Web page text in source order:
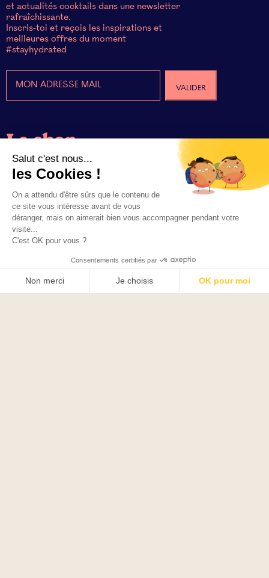
et actualités cocktails dans une newsletter
rafraîchissante.
Inscris-toi et reçois les inspirations et
meilleures offres du moment
#stayhydrated
Le shop
Le concept
Abonnement
Blog
CGV
Salut c'est nous...
les Cookies !
On a attendu d'être sûrs que le contenu de
ce site vous intéresse avant de vous
déranger, mais on aimerait bien vous accompagner pendant votre
visite...
C'est OK pour vous ?
Consentements certifiés par
Non merci Je choisis OK pour moi